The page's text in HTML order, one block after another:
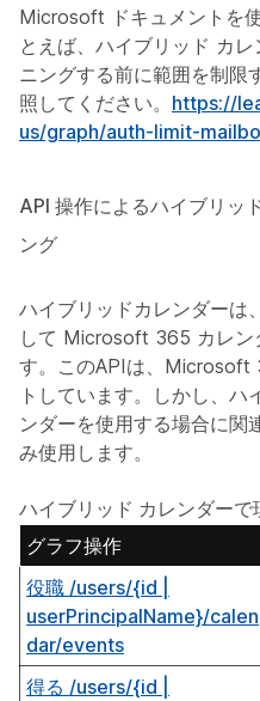
Microsoft ドキュメントを
とえば、ハイブリッド カ
ニングする前に範囲を制限
照してください。 https://
us/graph/auth-limit-
API 操作によるハイブリッ
ング
ハイブリッドカレンダーは、
して Microsoft 365 カレン
す。このAPIは、Microsoft
トしています。しかし、
ンダーを使用する場合に関
み使用します。
ハイブリッド カレンダー
グラフ操作
役職 /users/{id |
userPrincipalName}/calen
dar/events
得る /users/{id |